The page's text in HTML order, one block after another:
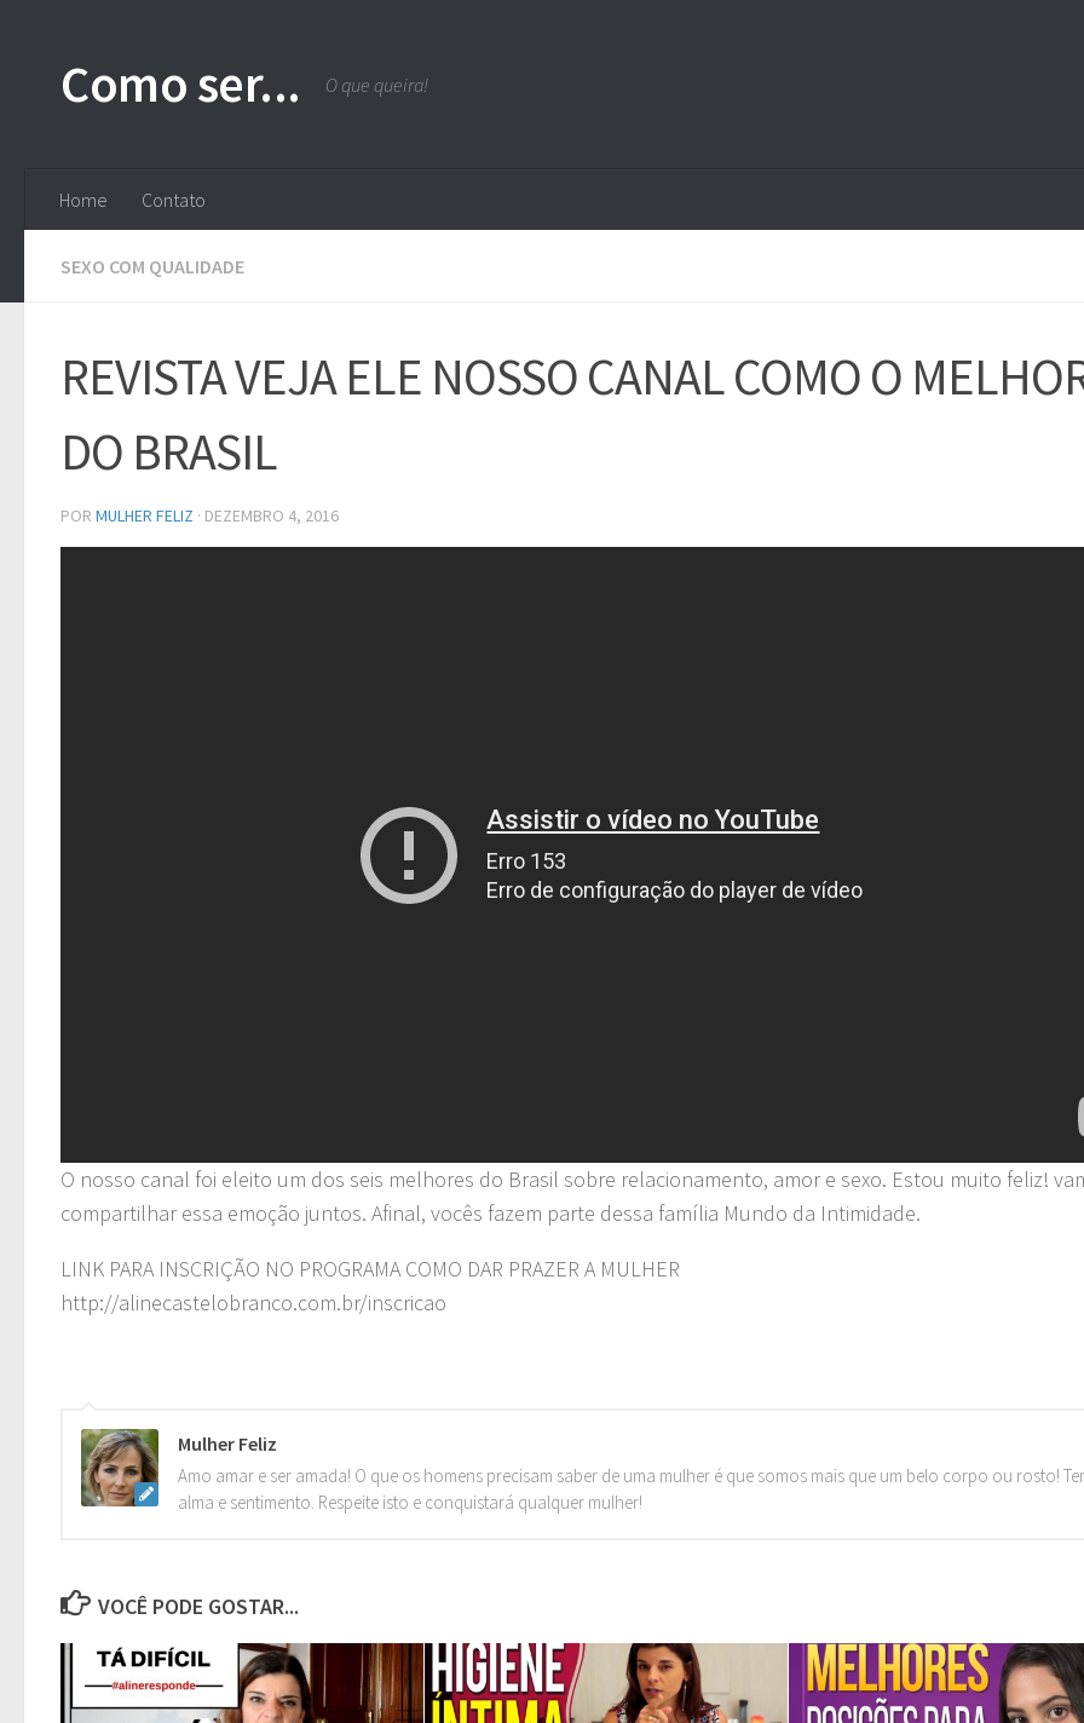
Como ser... O que queira!
Home Contato
SEXO COM QUALIDADE
REVISTA VEJA ELE NOSSO CANAL COMO O
DO BRASIL
POR MULHER FELIZ · DEZEMBRO 4, 2016
O nosso canal foi eleito um dos seis melhores do Brasil sobre relacionamento, amor e sexo. Estou muito feliz!
compartilhar essa emoção juntos. Afinal, vocês fazem parte dessa família Mundo da Intimidade.
LINK PARA INSCRIÇÃO NO PROGRAMA COMO DAR PRAZER A MULHER
http://alinecastelobranco.com.br/inscricao
Mulher Feliz
Amo amar e ser amada! O que os homens precisam saber de uma mulher é que somos mais que um belo corpo ou rosto!
alma e sentimento. Respeite isto e conquistará qualquer mulher!
VOCÊ PODE GOSTAR...